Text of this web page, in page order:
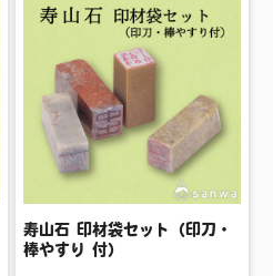
寿山石 印材袋セット（印刀・
棒やすり 付）